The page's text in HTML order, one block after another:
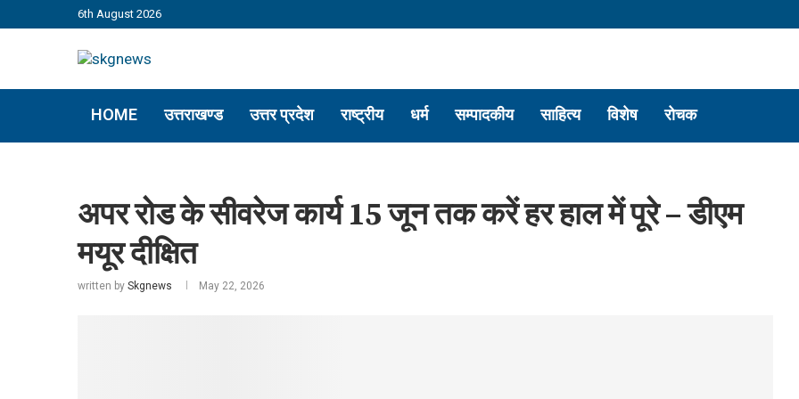
6th August 2026
HOME उत्तराखण्ड उत्तर प्रदेश राष्ट्रीय धर्म सम्पादकीय साहित्य विशेष रोचक
अपर रोड के सीवरेज कार्य 15 जून तक करें हर हाल में पूरे – डीएम
मयूर दीक्षित
written by Skgnews May 22, 2026